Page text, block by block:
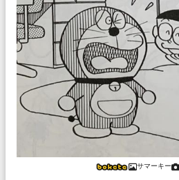
サマーキー